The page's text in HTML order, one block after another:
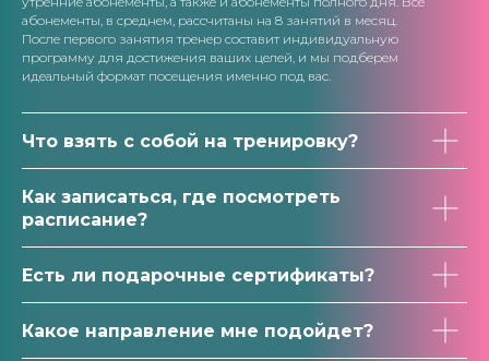
абонементы, в среднем, рассчитаны на 8 занятий в месяц.
После первого занятия тренер составит индивидуальную
программу для достижения ваших целей, и мы подберем
идеальный формат посещения именно под вас.
Что взять с собой на тренировку?
Как записаться, где посмотреть
расписание?
Есть ли подарочные сертификаты?
Какое направление мне подойдет?